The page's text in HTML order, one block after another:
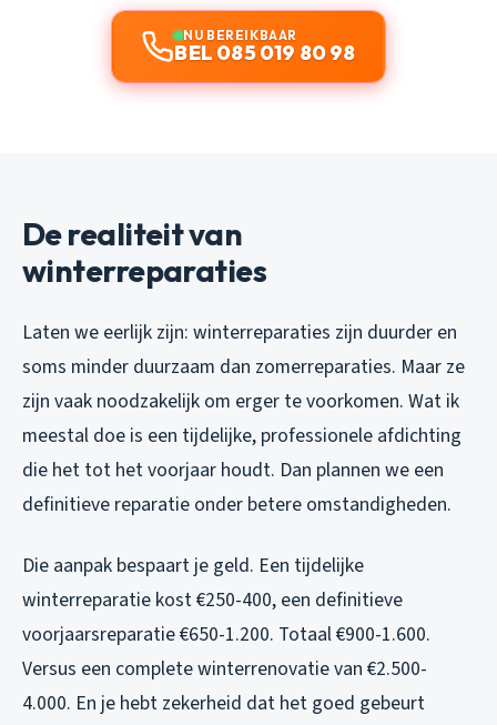
NU BEREIKBAAR
BEL 085 019 80 98
De realiteit van
winterreparaties
Laten we eerlijk zijn: winterreparaties zijn duurder en
soms minder duurzaam dan zomerreparaties. Maar ze
zijn vaak noodzakelijk om erger te voorkomen. Wat ik
meestal doe is een tijdelijke, professionele afdichting
die het tot het voorjaar houdt. Dan plannen we een
definitieve reparatie onder betere omstandigheden.
Die aanpak bespaart je geld. Een tijdelijke
winterreparatie kost €250-400, een definitieve
voorjaarsreparatie €650-1.200. Totaal €900-1.600.
Versus een complete winterrenovatie van €2.500-
4.000. En je hebt zekerheid dat het goed gebeurt